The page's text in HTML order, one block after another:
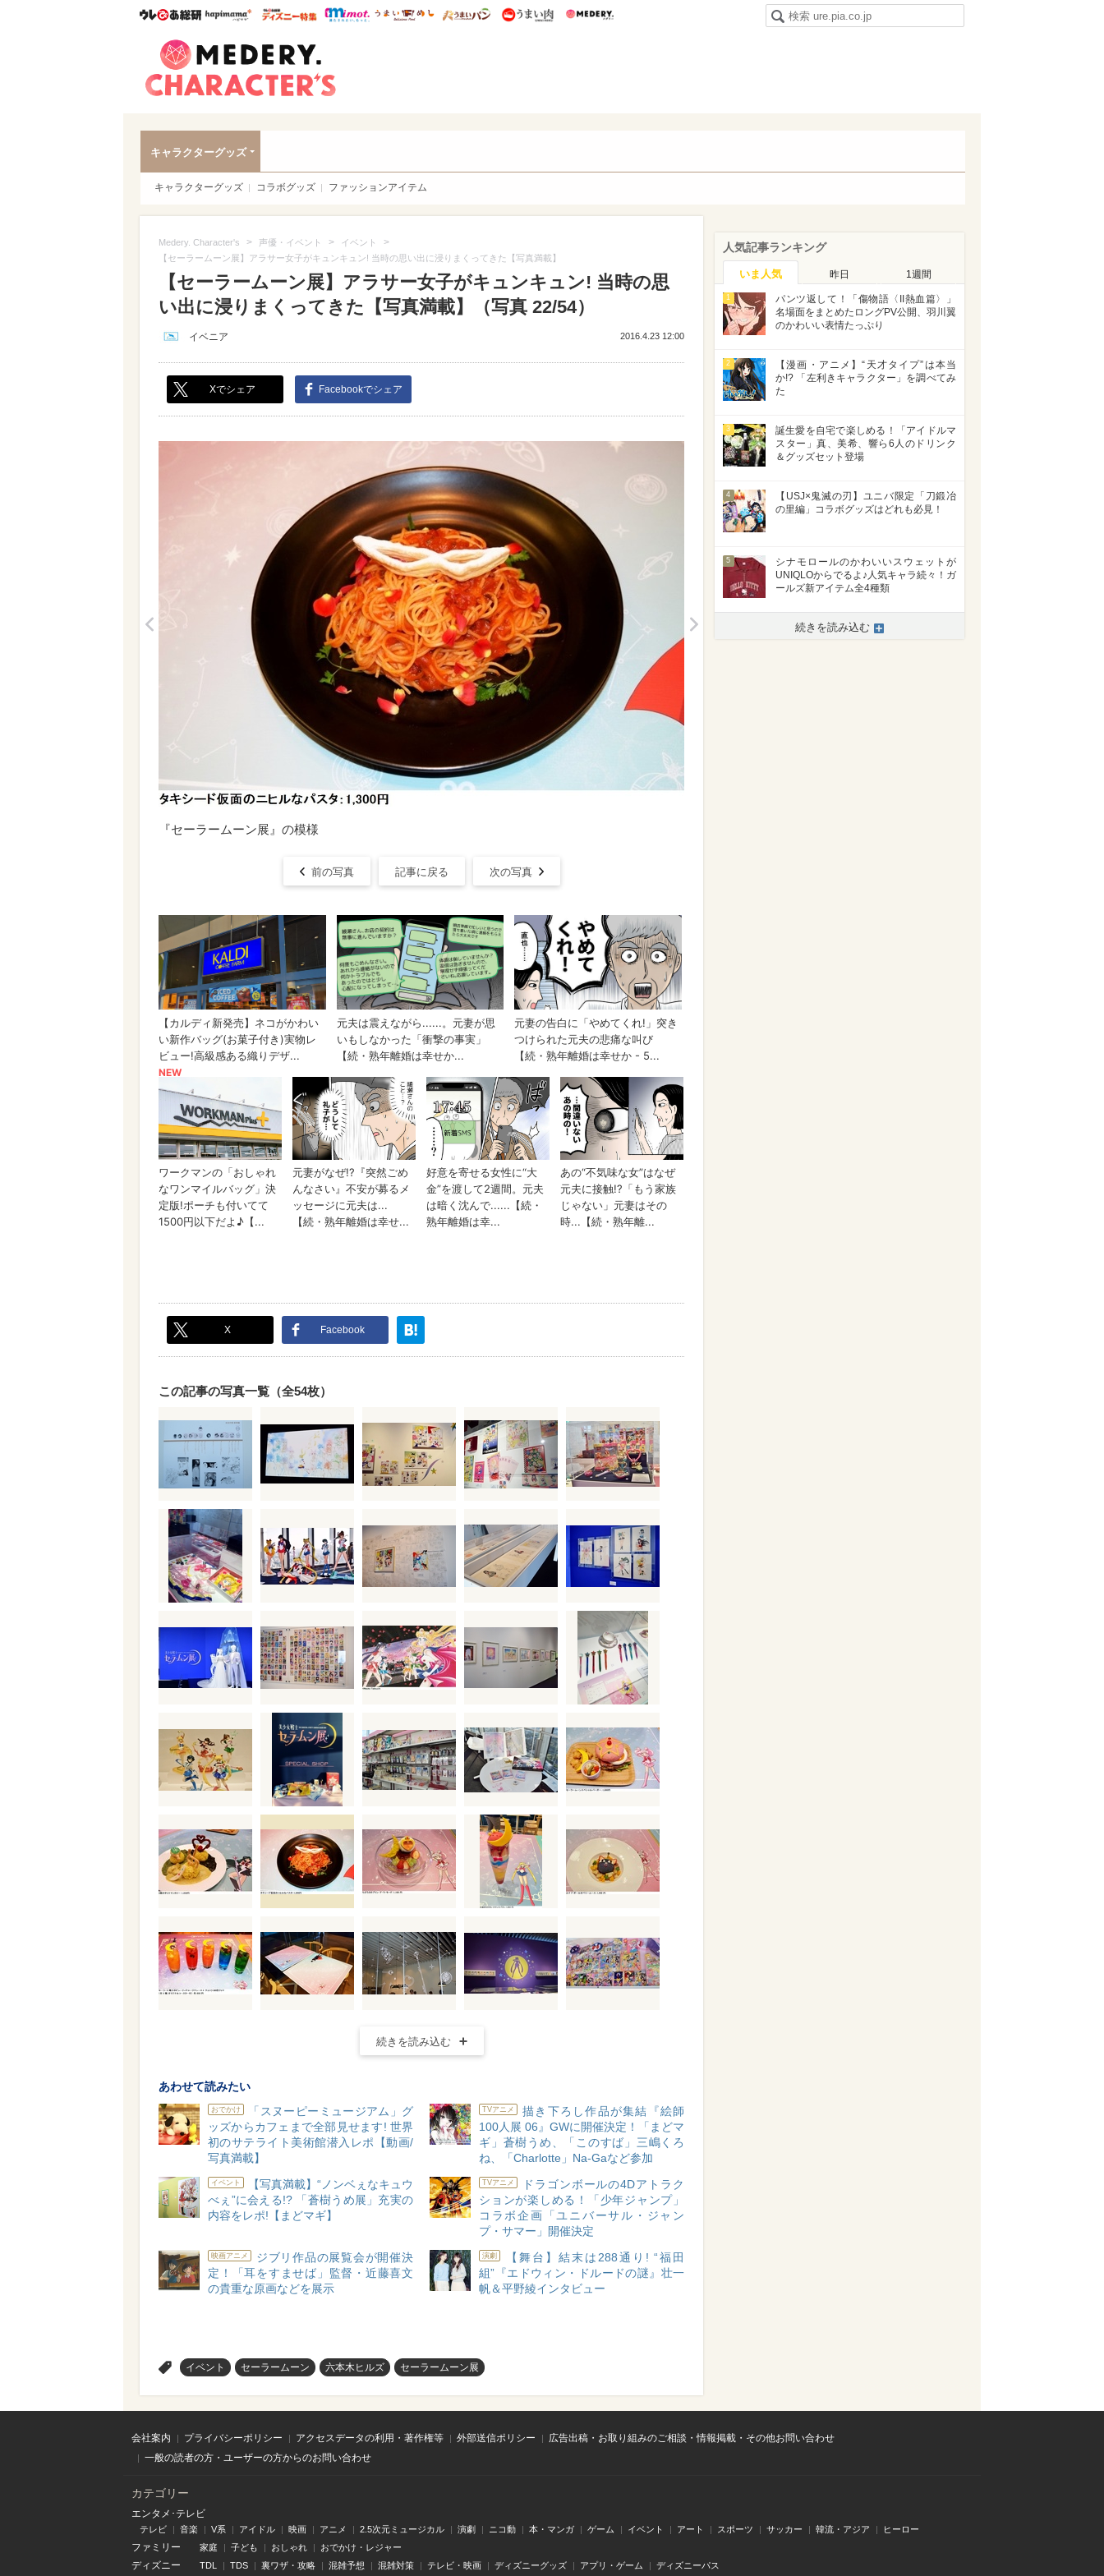
ウレぴあ総研ハピママ* ウレぴあ総研 ディズニー特集
mimot. うまいめし うまいパン うまい肉
キャラクターグッズ
キャラクターグッズ コラボグッズ ファッションアイテム
Medery. Character's > 声優・イベント > イベント >
【セーラームーン展】アラサー女子がキュンキュン! 当時の思い出に浸りまくってきた【写真満載】
【セーラームーン展】アラサー女子がキュンキュン! 当時の思
い出に浸りまくってきた【写真満載】（写真 22/54）
イベニア 2016.4.23 12:00
Xでシェア Facebookでシェア
『セーラームーン展』の模様
前の写真 記事に戻る 次の写真
X Facebook
この記事の写真一覧（全54枚）
続きを読み込む
あわせて読みたい
おでかけ
「スヌーピーミュージアム」グ
ッズからカフェまで全部見せます! 世界
初のサテライト美術館潜入レポ【動画/
写真満載】
TVアニメ
描き下ろし作品が集結『絵師
100人展 06』GWに開催決定！「まどマ
ギ」蒼樹うめ、「このすば」三嶋くろ
ね、「Charlotte」Na-Gaなど参加
イベント
【写真満載】“ノンベぇなキュウ
べぇ”に会える!? 「蒼樹うめ展」充実の
内容をレポ!【まどマギ】
TVアニメ
ドラゴンボールの4Dアトラク
ションが楽しめる！「少年ジャンプ」
コラボ企画「ユニバーサル・ジャン
プ・サマー」開催決定
映画アニメ
ジブリ作品の展覧会が開催決
定！「耳をすませば」監督・近藤喜文
の貴重な原画などを展示
演劇
【舞台】結末は288通り! “福田
組”『エドウィン・ドルードの謎』壮一
帆＆平野綾インタビュー
イベント セーラームーン 六本木ヒルズ セーラームーン展
人気記事ランキング
いま人気 昨日 1週間
1
パンツ返して！「傷物語〈II熱血篇〉」
名場面をまとめたロングPV公開、羽川翼
のかわいい表情たっぷり
2
【漫画・アニメ】“天才タイプ”は本当
か!? 「左利きキャラクター」を調べてみ
た
3
誕生愛を自宅で楽しめる！「アイドルマ
スター」真、美希、響ら6人のドリンク
＆グッズセット登場
4
【USJ×鬼滅の刃】ユニバ限定「刀鍛冶
の里編」コラボグッズはどれも必見！
5
シナモロールのかわいいスウェットが
UNIQLOからでるよ♪人気キャラ続々！ガ
ールズ新アイテム全4種類
続きを読み込む
会社案内 プライバシーポリシー アクセスデータの利用・著作権等 外部送信ポリシー
広告出稿・お取り組みのご相談・情報掲載・その他お問い合わせ
一般の読者の方・ユーザーの方からのお問い合わせ
カテゴリー
エンタメ･テレビ
テレビ 音楽 V系 アイドル 映画 アニメ 2.5次元ミュージカル 演劇 ニコ動 本・マンガ ゲーム イベント アート スポーツ サッカー 韓流・アジア ヒーロー
ファミリー 家庭 子ども おしゃれ おでかけ・レジャー
ディズニー TDL TDS 裏ワザ・攻略 混雑予想 混雑対策 テレビ・映画 ディズニーグッズ アプリ・ゲーム ディズニーパス